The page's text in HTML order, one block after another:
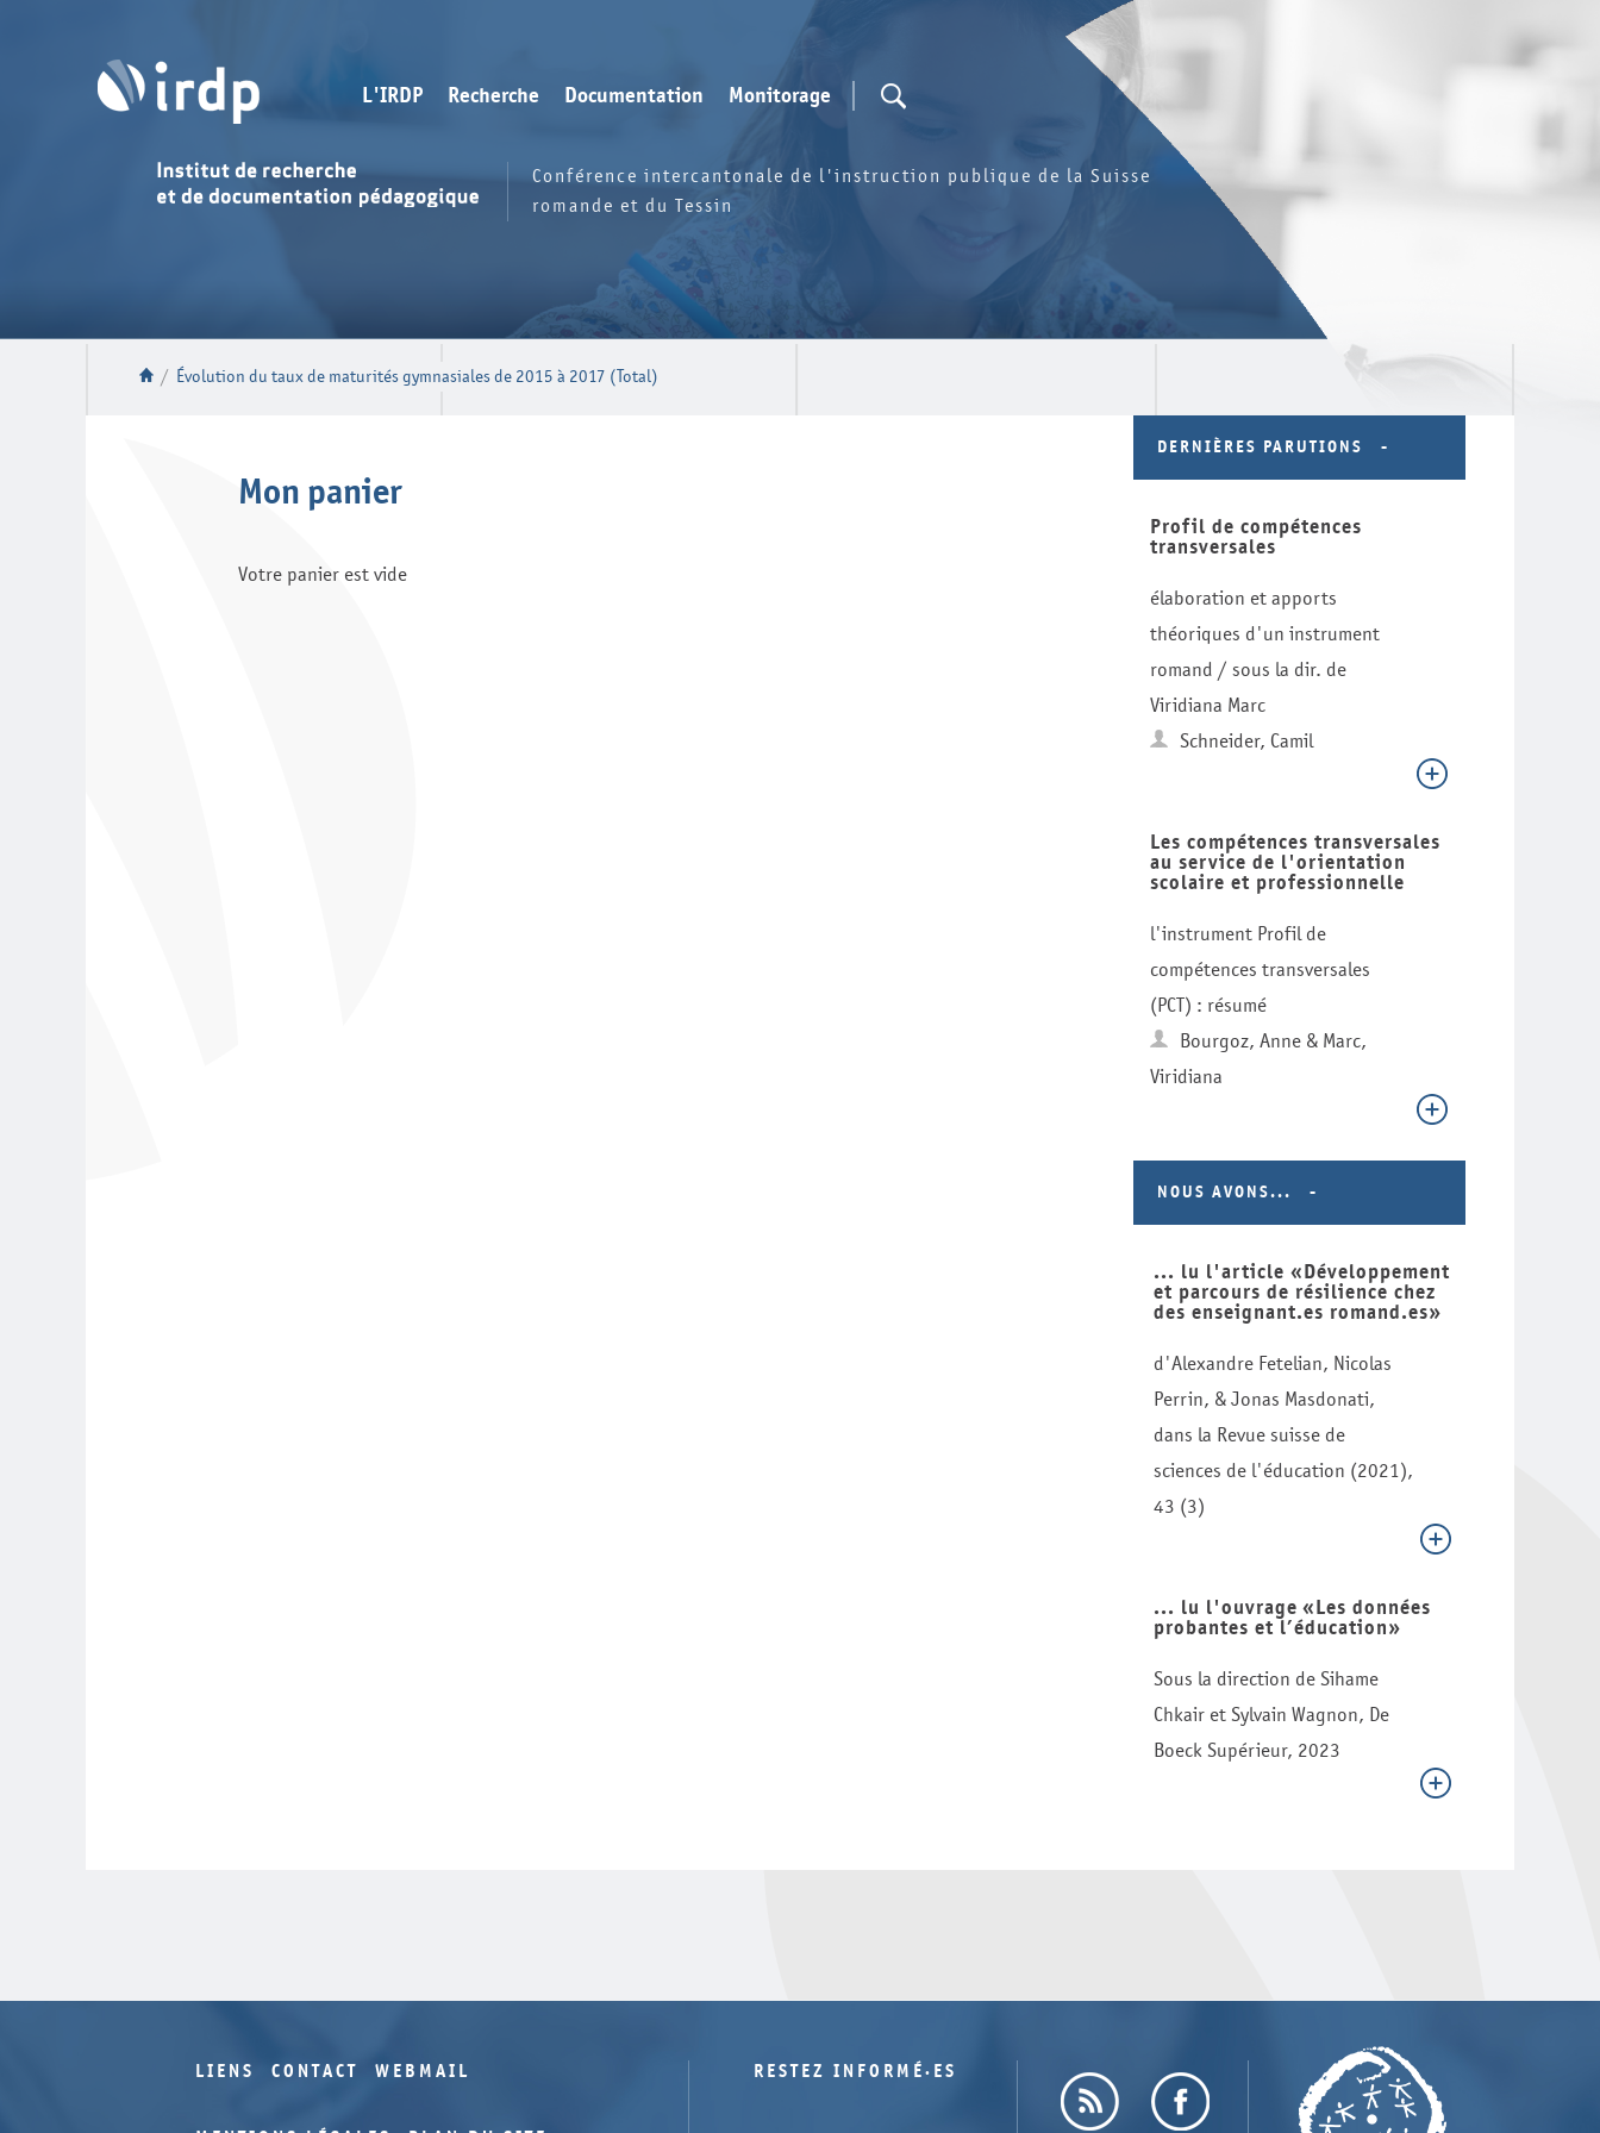
L'IRDP Recherche Documentation Monitorage
Conférence intercantonale de l'instruction publique de la Suisse
romande et du Tessin
/ Évolution du taux de maturités gymnasiales de 2015 à 2017 (Total)
Mon panier
Votre panier est vide
DERNIÈRES PARUTIONS
Profil de compétences
transversales
élaboration et apports
théoriques d'un instrument
romand / sous la dir. de
Viridiana Marc
Schneider, Camil
Les compétences transversales
au service de l'orientation
scolaire et professionnelle
l'instrument Profil de
compétences transversales
(PCT) : résumé
Bourgoz, Anne & Marc,
Viridiana
NOUS AVONS...
... lu l'article «Développement
et parcours de résilience chez
des enseignant.es romand.es»
d'Alexandre Fetelian, Nicolas
Perrin, & Jonas Masdonati,
dans la Revue suisse de
sciences de l'éducation (2021),
43 (3)
... lu l'ouvrage «Les données
probantes et l’éducation»
Sous la direction de Sihame
Chkair et Sylvain Wagnon, De
Boeck Supérieur, 2023
LIENS CONTACT WEBMAIL RESTEZ INFORMÉ·ES